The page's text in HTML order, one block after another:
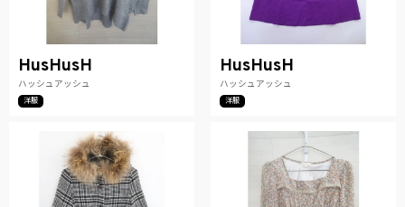
HusHusH
ハッシュアッシュ
洋服
HusHusH
ハッシュアッシュ
洋服